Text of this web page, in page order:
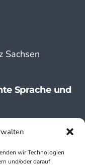
wir Technologien
und/oder darauf
Sachsen
Sprache und